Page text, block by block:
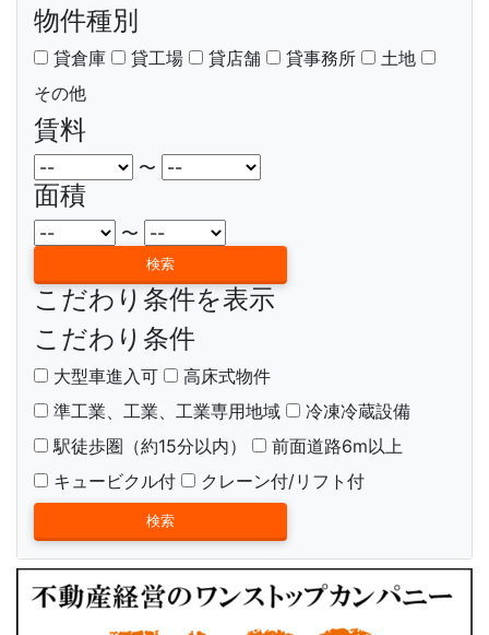
物件種別
貸倉庫 貸工場 貸店舗 貸事務所
土地
その他
賃料
〜
面積
〜
こだわり条件を表示
こだわり条件
大型車進入可
高床式物件
準工業、工業、工業専用地域
冷凍冷蔵設備
駅徒歩圏（約15分以内）
前面道路6m以上
キュービクル付
クレーン付/リフト付